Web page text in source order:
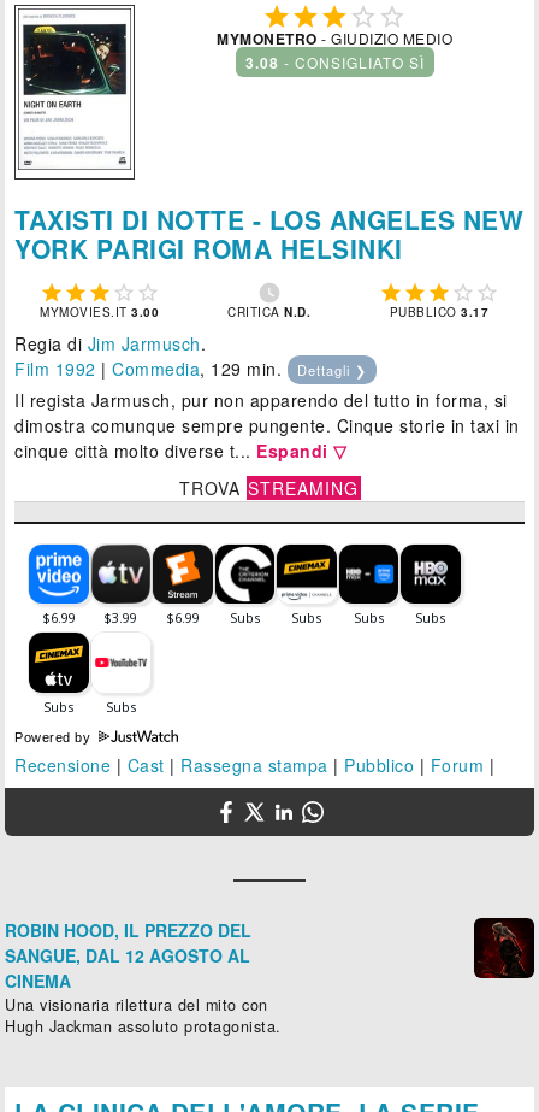
  
MYMONETRO - GIUDIZIO MEDIO
3.08 - CONSIGLIATO SÌ
TAXISTI DI NOTTE - LOS ANGELES NEW
YORK PARIGI ROMA HELSINKI
    
MYMOVIES.IT3.00

CRITICAN.D.
    
PUBBLICO3.17
Regia di Jim Jarmusch.
Film 1992 |Commedia, 129 min. Dettagli ❯
Il regista Jarmusch, pur non apparendo del tutto in forma, si
dimostra comunque sempre pungente. Cinque storie in taxi in
cinque città molto diverse t... Espandi ▽
TROVA STREAMING
Powered by
Recensione | Cast | Rassegna stampa | Pubblico | Forum |
ROBIN HOOD, IL PREZZO DEL
SANGUE, DAL 12 AGOSTO AL
CINEMA
Una visionaria rilettura del mito con
Hugh Jackman assoluto protagonista.